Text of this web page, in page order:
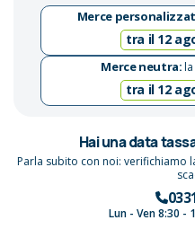
Merce
tra il 12
Merce neutra:la
tra il 12
Hai una data
Parla subito con noi: verifichiamo
Lun - Ven 8:30 -